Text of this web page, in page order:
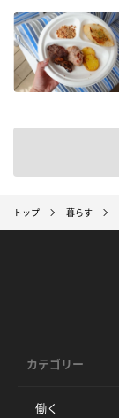
トップ 暮らす
カテゴリー
働く